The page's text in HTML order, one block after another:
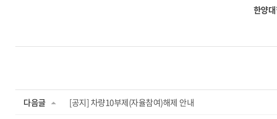
한양
다음글 [공지] 차량10부제(자율참여)해제 안내